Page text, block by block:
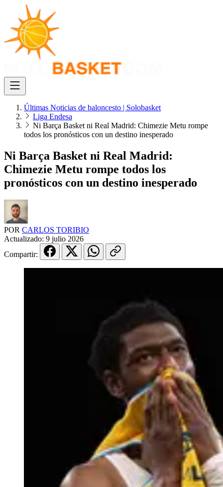
Últimas Noticias de baloncesto | Solobasket
Liga Endesa
Ni Barça Basket ni Real Madrid: Chimezie Metu rompe
todos los pronósticos con un destino inesperado
Ni Barça Basket ni Real Madrid:
Chimezie Metu rompe todos los
pronósticos con un destino inesperado
POR CARLOS TORIBIO
Actualizado: 9 julio 2026
Compartir: